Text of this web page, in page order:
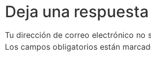
Deja una respuesta
Tu dirección de correo electrónico no
Los campos obligatorios están